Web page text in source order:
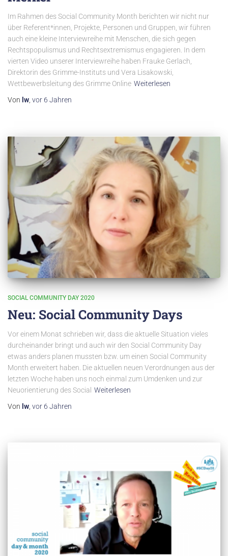
Im Rahmen des Social Community Month berichten wir nicht nur
über Referent*innen, Projekte, Personen und Gruppen, wir führen
auch eine kleine Interviewreihe mit Menschen, die sich gegen
Rechtspopulismus und Rechtsextremismus engagieren. In dem
vierten Video unserer Interviewreihe haben Frauke Gerlach,
Direktorin des Grimme-Instituts und Vera Lisakowski,
Wettbewerbsleitung des Grimme Online Weiterlesen
Von lw, vor 6 Jahren
SOCIAL COMMUNITY DAY 2020
Neu: Social Community Days
Vor einem Monat schrieben wir, dass die aktuelle Situation vieles
durcheinander bringt und auch wir den Social Community Day
etwas anders planen mussten bzw. um einen Social Community
Month erweitert haben. Die aktuellen neuen Verordnungen aus der
letzten Woche haben uns noch einmal zum Umdenken und zur
Neuorientierung des Social Weiterlesen
Von lw vor 6 Jahren